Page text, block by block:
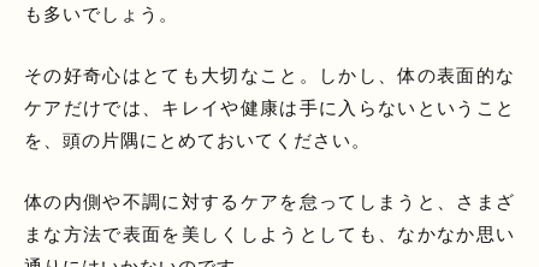
も多いでしょう。
その好奇心はとても大切なこと。しかし、体の表面的な
ケアだけでは、キレイや健康は手に入らないということ
を、頭の片隅にとめておいてください。
体の内側や不調に対するケアを怠ってしまうと、さまざ
まな方法で表面を美しくしようとしても、なかなか思い